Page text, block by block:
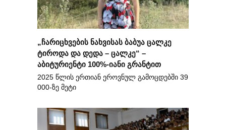
„ჩარიცხვების ნახვისას ბაბუა ცალკე
ტიროდა და დედა – ცალკე“ –
აბიტურიენტი 100%-იანი გრანტით
2025 წლის ერთიან ეროვნულ გამოცდებში 39
000-ზე მეტი